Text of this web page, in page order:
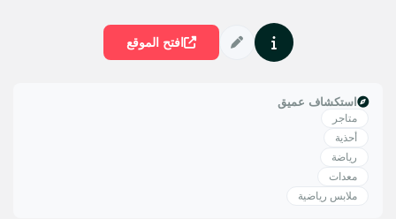
افتح الموقع
استكشاف عميق
متاجر
أحذية
رياضة
معدات
ملابس رياضية